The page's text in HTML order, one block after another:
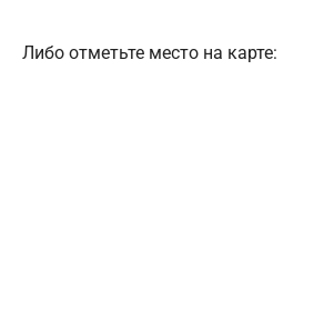
Либо отметьте место на карте: